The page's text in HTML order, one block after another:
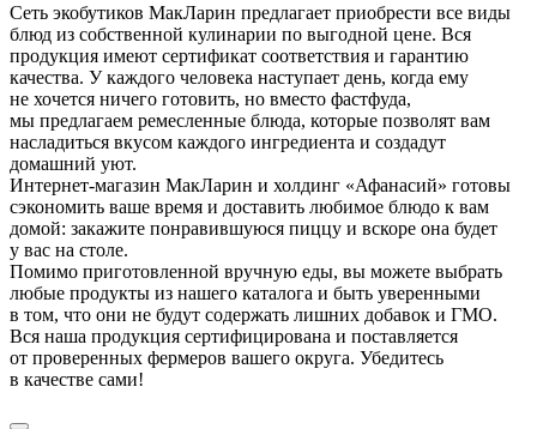
Сеть экобутиков МакЛарин предлагает приобрести все виды
блюд из собственной кулинарии по выгодной цене. Вся
продукция имеют сертификат соответствия и гарантию
качества. У каждого человека наступает день, когда ему
не хочется ничего готовить, но вместо фастфуда,
мы предлагаем ремесленные блюда, которые позволят вам
насладиться вкусом каждого ингредиента и создадут
домашний уют.
Интернет-магазин МакЛарин и холдинг «Афанасий» готовы
сэкономить ваше время и доставить любимое блюдо к вам
домой: закажите понравившуюся пиццу и вскоре она будет
у вас на столе.
Помимо приготовленной вручную еды, вы можете выбрать
любые продукты из нашего каталога и быть уверенными
в том, что они не будут содержать лишних добавок и ГМО.
Вся наша продукция сертифицирована и поставляется
от проверенных фермеров вашего округа. Убедитесь
в качестве сами!